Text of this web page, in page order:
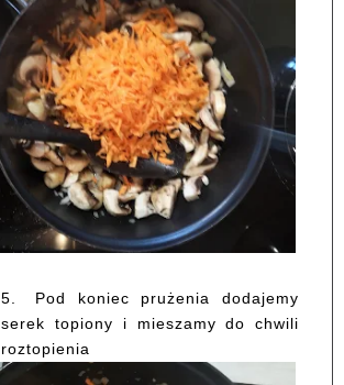
5.
Pod koniec prużenia dodajemy
serek topiony i mieszamy do chwili
roztopienia